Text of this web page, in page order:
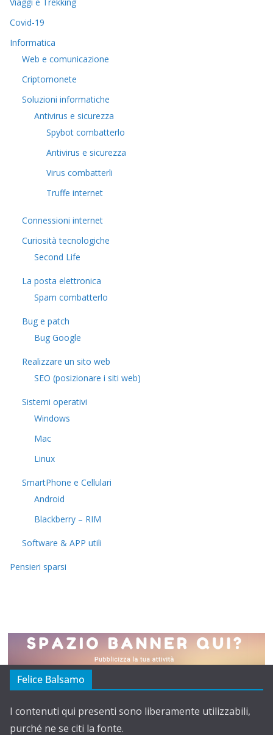
Covid-19
Informatica
Web e comunicazione
Criptomonete
Soluzioni informatiche
Antivirus e sicurezza
Spybot combatterlo
Antivirus e sicurezza
Virus combatterli
Truffe internet
Connessioni internet
Curiosità tecnologiche
​Second Life
La posta elettronica
Spam combatterlo
Bug e patch
Bug Google
Realizzare un sito web
SEO (posizionare i siti web)
Sistemi operativi
Windows
Mac
Linux
SmartPhone e Cellulari
Android
Blackberry – RIM
Software & APP utili
Pensieri sparsi
Felice Balsamo
I contenuti qui presenti sono liberamente utilizzabili,
purché ne se citi la fonte.